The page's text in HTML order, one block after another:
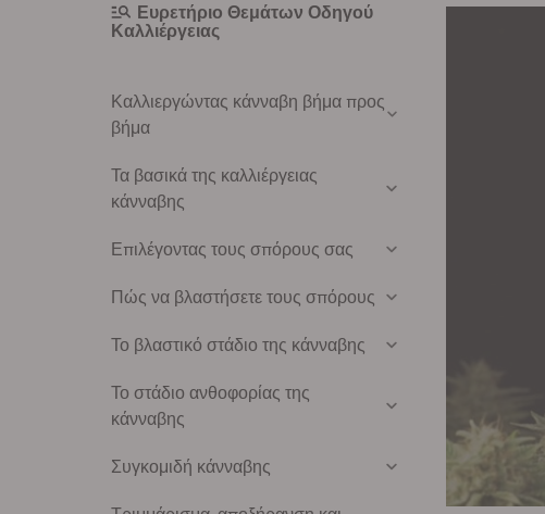
Ευρετήριο Θεμάτων Οδηγού
Καλλιέργειας
Καλλιεργώντας κάνναβη βήμα προς
βήμα
Τα βασικά της καλλιέργειας
κάνναβης
Επιλέγοντας τους σπόρους σας
Πώς να βλαστήσετε τους σπόρους
Το βλαστικό στάδιο της κάνναβης
Το στάδιο ανθοφορίας της
κάνναβης
Συγκομιδή κάνναβης